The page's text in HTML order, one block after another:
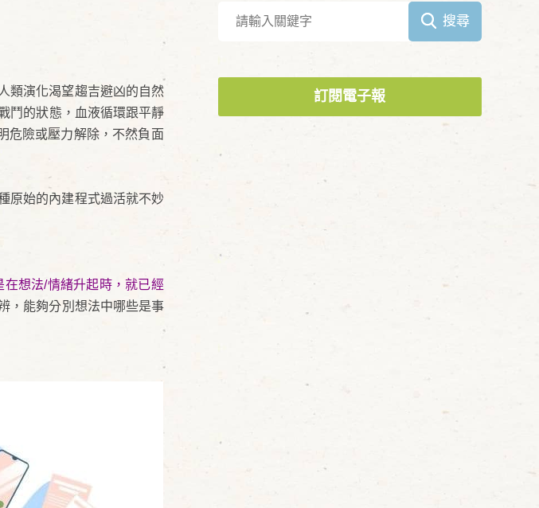
類演化渴望趨吉避凶的自然
鬥的狀態，血液循環跟平靜
危險或壓力解除，不然負面
原始的內建程式過活就不妙
想法/情緒升起時，就已經
，能夠分別想法中哪些是事
搜尋
訂閱電子報